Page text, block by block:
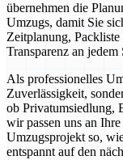
übernehmen die
Umzugs, damit Sie
Zeitplanung,
Transparenz an jedem
Als professionelles
Zuverlässigkeit,
ob Privatumsiedlung,
wir passen uns an
Umzugsprojekt so,
entspannt auf den